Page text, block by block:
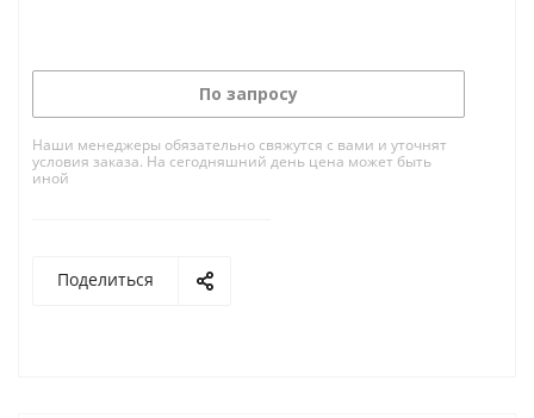
По запросу
Наши менеджеры обязательно свяжутся с вами и уточнят
условия заказа. На сегодняшний день цена может быть
иной
Поделиться